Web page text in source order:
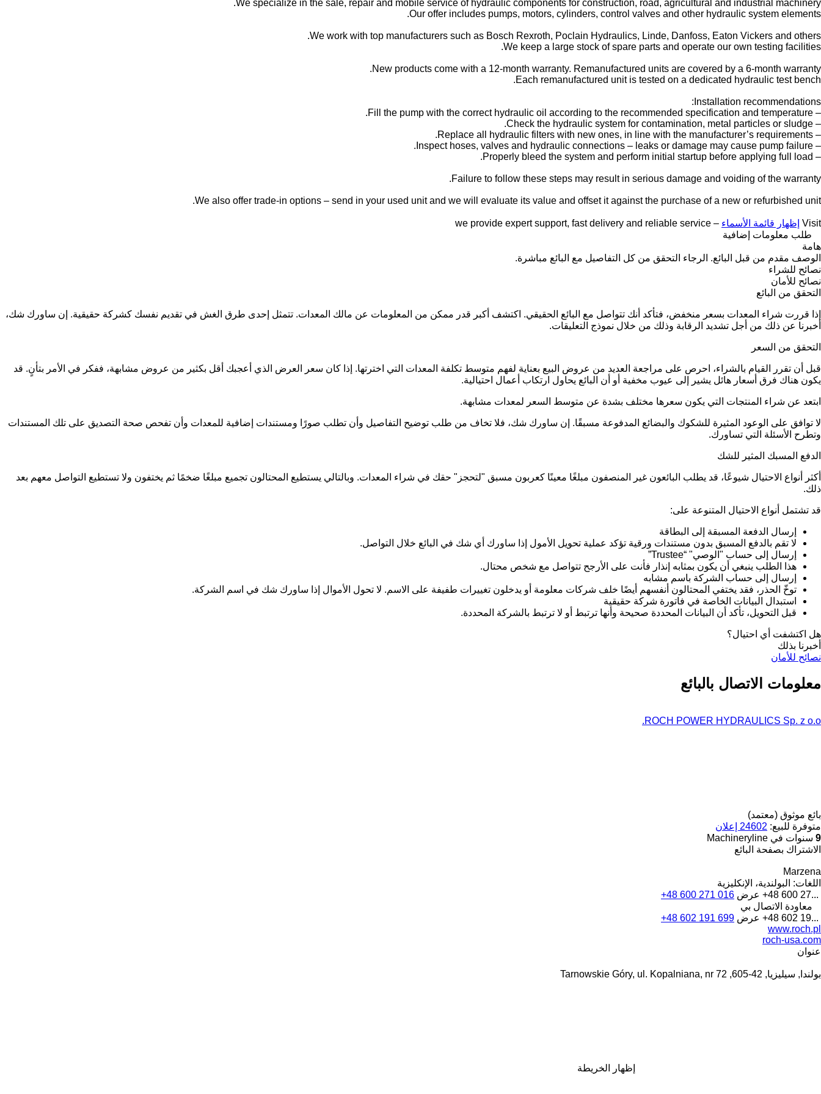
We specialize in the sale, repair and mobile service of hydraulic components for construction, road, agricultural and industrial machinery.
Our offer includes pumps, motors, cylinders, control valves and other hydraulic system elements.
We work with top manufacturers such as Bosch Rexroth, Poclain Hydraulics, Linde, Danfoss, Eaton Vickers and others.
We keep a large stock of spare parts and operate our own testing facilities.
New products come with a 12-month warranty. Remanufactured units are covered by a 6-month warranty.
Each remanufactured unit is tested on a dedicated hydraulic test bench.
Installation recommendations:
– Fill the pump with the correct hydraulic oil according to the recommended specification and temperature.
– Check the hydraulic system for contamination, metal particles or sludge.
– Replace all hydraulic filters with new ones, in line with the manufacturer’s requirements.
– Inspect hoses, valves and hydraulic connections – leaks or damage may cause pump failure.
– Properly bleed the system and perform initial startup before applying full load.
Failure to follow these steps may result in serious damage and voiding of the warranty.
We also offer trade-in options – send in your used unit and we will evaluate its value and offset it against the purchase of a new or refurbished unit.
Visit إظهار قائمة الأسماء – we provide expert support, fast delivery and reliable service
طلب معلومات إضافية
هامة
الوصف مقدم من قبل البائع. الرجاء التحقق من كل التفاصيل مع البائع مباشرة.
نصائح للشراء
نصائح للأمان
التحقق من البائع
إذا قررت شراء المعدات بسعر منخفض، فتأكد أنك تتواصل مع البائع الحقيقي. اكتشف أكبر قدر ممكن من المعلومات عن مالك المعدات. تتمثل إحدى طرق الغش في تقديم نفسك كشركة حقيقية. إن ساورك شك،
أخبرنا عن ذلك من أجل تشديد الرقابة وذلك من خلال نموذج التعليقات.
التحقق من السعر
قبل أن تقرر القيام بالشراء، احرص على مراجعة العديد من عروض البيع بعناية لفهم متوسط تكلفة المعدات التي اخترتها. إذا كان سعر العرض الذي أعجبك أقل بكثير من عروض مشابهة، ففكر في الأمر بتأنٍ. قد
يكون هناك فرق أسعار هائل يشير إلى عيوب مخفية أو أن البائع يحاول ارتكاب أعمال احتيالية.
ابتعد عن شراء المنتجات التي يكون سعرها مختلف بشدة عن متوسط السعر لمعدات مشابهة.
لا توافق على الوعود المثيرة للشكوك والبضائع المدفوعة مسبقًا. إن ساورك شك، فلا تخاف من طلب توضيح التفاصيل وأن تطلب صورًا ومستندات إضافية للمعدات وأن تفحص صحة التصديق على تلك المستندات
وتطرح الأسئلة التي تساورك.
الدفع المسبك المثير للشك
أكثر أنواع الاحتيال شيوعًا، قد يطلب البائعون غير المنصفون مبلغًا معينًا كعربون مسبق "لتحجز" حقك في شراء المعدات. وبالتالي يستطيع المحتالون تجميع مبلغًا ضخمًا ثم يختفون ولا تستطيع التواصل معهم بعد
ذلك.
قد تشتمل أنواع الاحتيال المتنوعة على:
إرسال الدفعة المسبقة إلى البطاقة
لا تقم بالدفع المسبق بدون مستندات ورقية تؤكد عملية تحويل الأمول إذا ساورك أي شك في البائع خلال التواصل.
إرسال إلى حساب "الوصي" “Trustee”
هذا الطلب ينبغي أن يكون بمثابه إنذار فأنت على الأرجح تتواصل مع شخص محتال.
إرسال إلى حساب الشركة باسم مشابه
توخّ الحذر، فقد يختفي المحتالون أنفسهم أيضًا خلف شركات معلومة أو يدخلون تغييرات طفيفة على الاسم. لا تحول الأموال إذا ساورك شك في اسم الشركة.
استبدال البيانات الخاصة في فاتورة شركة حقيقية
قبل التحويل، تأكد أن البيانات المحددة صحيحة وأنها ترتبط أو لا ترتبط بالشركة المحددة.
هل اكتشفت أي احتيال؟
أخبرنا بذلك
نصائح للأمان
معلومات الاتصال بالبائع
ROCH POWER HYDRAULICS Sp. z o.o.
بائع موثوق (معتمد)
متوفرة للبيع: 24602 إعلان
9 سنوات في Machineryline
الاشتراك بصفحة البائع
Marzena
اللغات: البولندية، الإنكليزية
+48 600 27... عرض +48 600 271 016
معاودة الاتصال بي
+48 602 19... عرض +48 602 191 699
www.roch.pl
roch-usa.com
عنوان
بولندا, سيليزيا, 42-605, Tarnowskie Góry, ul. Kopalniana, nr 72
إظهار الخريطة